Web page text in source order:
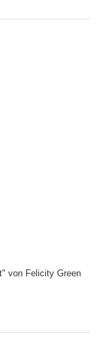
von Felicity Green